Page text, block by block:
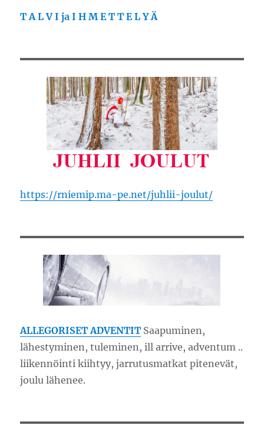
T A L V I ja I H M E T T E L Y Ä
https://rniemip.ma-pe.net/juhlii-joulut/
ALLEGORISET ADVENTIT Saapuminen,
lähestyminen, tuleminen, ill arrive, adventum ..
liikennöinti kiihtyy, jarrutusmatkat pitenevät,
joulu lähenee.